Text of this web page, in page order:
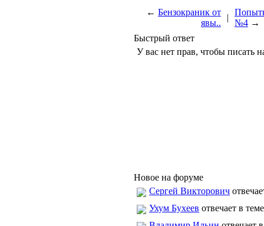
← Бензокраник от
явы..
|
№4 →
Быстрый ответ
У вас нет прав, чтобы писать
Новое на форуме
Сергей Викторович
Ухум Бухеев отвечает в